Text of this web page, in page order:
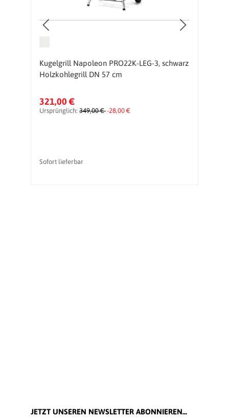
Kugelgrill Napoleon PRO22K-LEG-3, schwarz
Holzkohlegrill DN 57 cm
321,00 €
Ursprünglich: 349,00 €-28,00 €
Sofort lieferbar
JETZT UNSEREN NEWSLETTER ABONNIEREN...